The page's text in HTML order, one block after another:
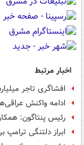
اخبار مرتبط
افشاگری تاجر
ادامه واکنش
رئیس پنتاگون:
ابراز دلتنگی ترامپ